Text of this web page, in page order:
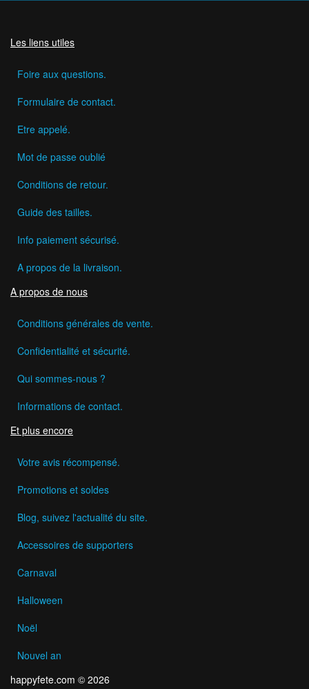
Les liens utiles
Foire aux questions.
Formulaire de contact.
Etre appelé.
Mot de passe oublié
Conditions de retour.
Guide des tailles.
Info paiement sécurisé.
A propos de la livraison.
A propos de nous
Conditions générales de vente.
Confidentialité et sécurité.
Qui sommes-nous ?
Informations de contact.
Et plus encore
Votre avis récompensé.
Promotions et soldes
Blog, suivez l'actualité du site.
Accessoires de supporters
Carnaval
Halloween
Noël
Nouvel an
happyfete.com © 2026